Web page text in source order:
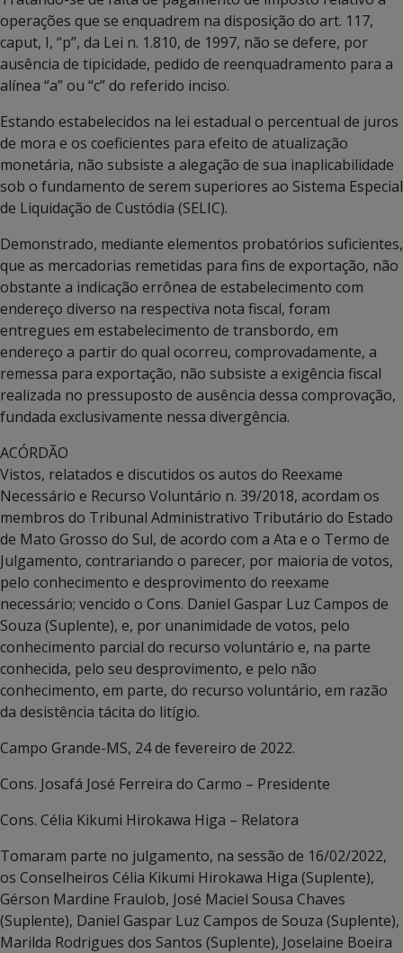
operações que se enquadrem na disposição do art. 117,
caput, I, “p”, da Lei n. 1.810, de 1997, não se defere, por
ausência de tipicidade, pedido de reenquadramento para a
alínea “a” ou “c” do referido inciso.
Estando estabelecidos na lei estadual o percentual de juros
de mora e os coeficientes para efeito de atualização
monetária, não subsiste a alegação de sua inaplicabilidade
sob o fundamento de serem superiores ao Sistema Especial
de Liquidação de Custódia (SELIC).
Demonstrado, mediante elementos probatórios suficientes,
que as mercadorias remetidas para fins de exportação, não
obstante a indicação errônea de estabelecimento com
endereço diverso na respectiva nota fiscal, foram
entregues em estabelecimento de transbordo, em
endereço a partir do qual ocorreu, comprovadamente, a
remessa para exportação, não subsiste a exigência fiscal
realizada no pressuposto de ausência dessa comprovação,
fundada exclusivamente nessa divergência.
ACÓRDÃO
Vistos, relatados e discutidos os autos do Reexame
Necessário e Recurso Voluntário n. 39/2018, acordam os
membros do Tribunal Administrativo Tributário do Estado
de Mato Grosso do Sul, de acordo com a Ata e o Termo de
Julgamento, contrariando o parecer, por maioria de votos,
pelo conhecimento e desprovimento do reexame
necessário; vencido o Cons. Daniel Gaspar Luz Campos de
Souza (Suplente), e, por unanimidade de votos, pelo
conhecimento parcial do recurso voluntário e, na parte
conhecida, pelo seu desprovimento, e pelo não
conhecimento, em parte, do recurso voluntário, em razão
da desistência tácita do litígio.
Campo Grande-MS, 24 de fevereiro de 2022.
Cons. Josafá José Ferreira do Carmo – Presidente
Cons. Célia Kikumi Hirokawa Higa – Relatora
Tomaram parte no julgamento, na sessão de 16/02/2022,
os Conselheiros Célia Kikumi Hirokawa Higa (Suplente),
Gérson Mardine Fraulob, José Maciel Sousa Chaves
(Suplente), Daniel Gaspar Luz Campos de Souza (Suplente),
Marilda Rodrigues dos Santos (Suplente), Joselaine Boeira